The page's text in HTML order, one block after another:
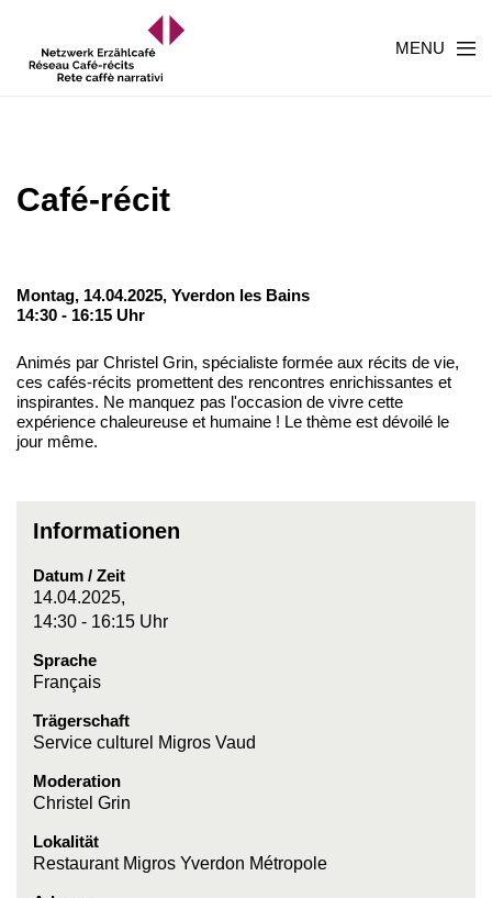
MENU
Café-récit
Montag, 14.04.2025, Yverdon les Bains
14:30 - 16:15 Uhr
Animés par Christel Grin, spécialiste formée aux récits de vie,
ces cafés-récits promettent des rencontres enrichissantes et
inspirantes. Ne manquez pas l'occasion de vivre cette
expérience chaleureuse et humaine ! Le thème est dévoilé le
jour même.
Informationen
Datum / Zeit
14.04.2025,
14:30 - 16:15 Uhr
Sprache
Français
Trägerschaft
Service culturel Migros Vaud
Moderation
Christel Grin
Lokalität
Restaurant Migros Yverdon Métropole